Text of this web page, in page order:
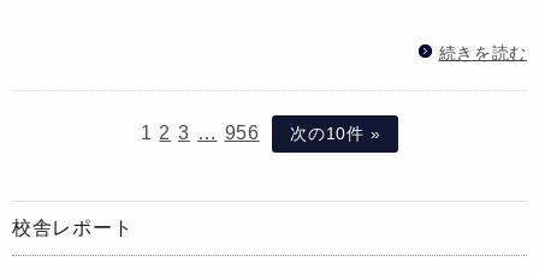
続きを読む
1 2 3 … 956 次の10件 »
校舎レポート